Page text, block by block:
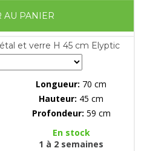
AU PANIER
et verre H 45 cm Elyptic
Longueur: 70 cm
Hauteur: 45 cm
Profondeur: 59 cm
En stock
1 à 2 semaines